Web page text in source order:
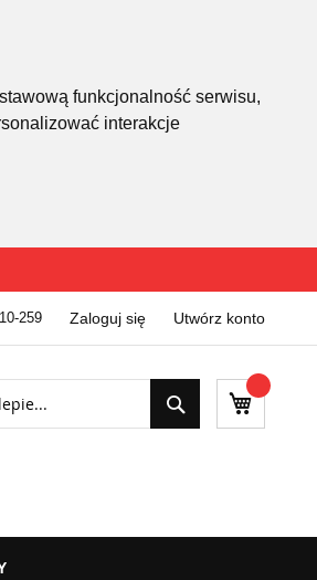
funkcjonalność serwisu,
interakcje
259 Zaloguj się Utwórz konto
Mój
Szukaj